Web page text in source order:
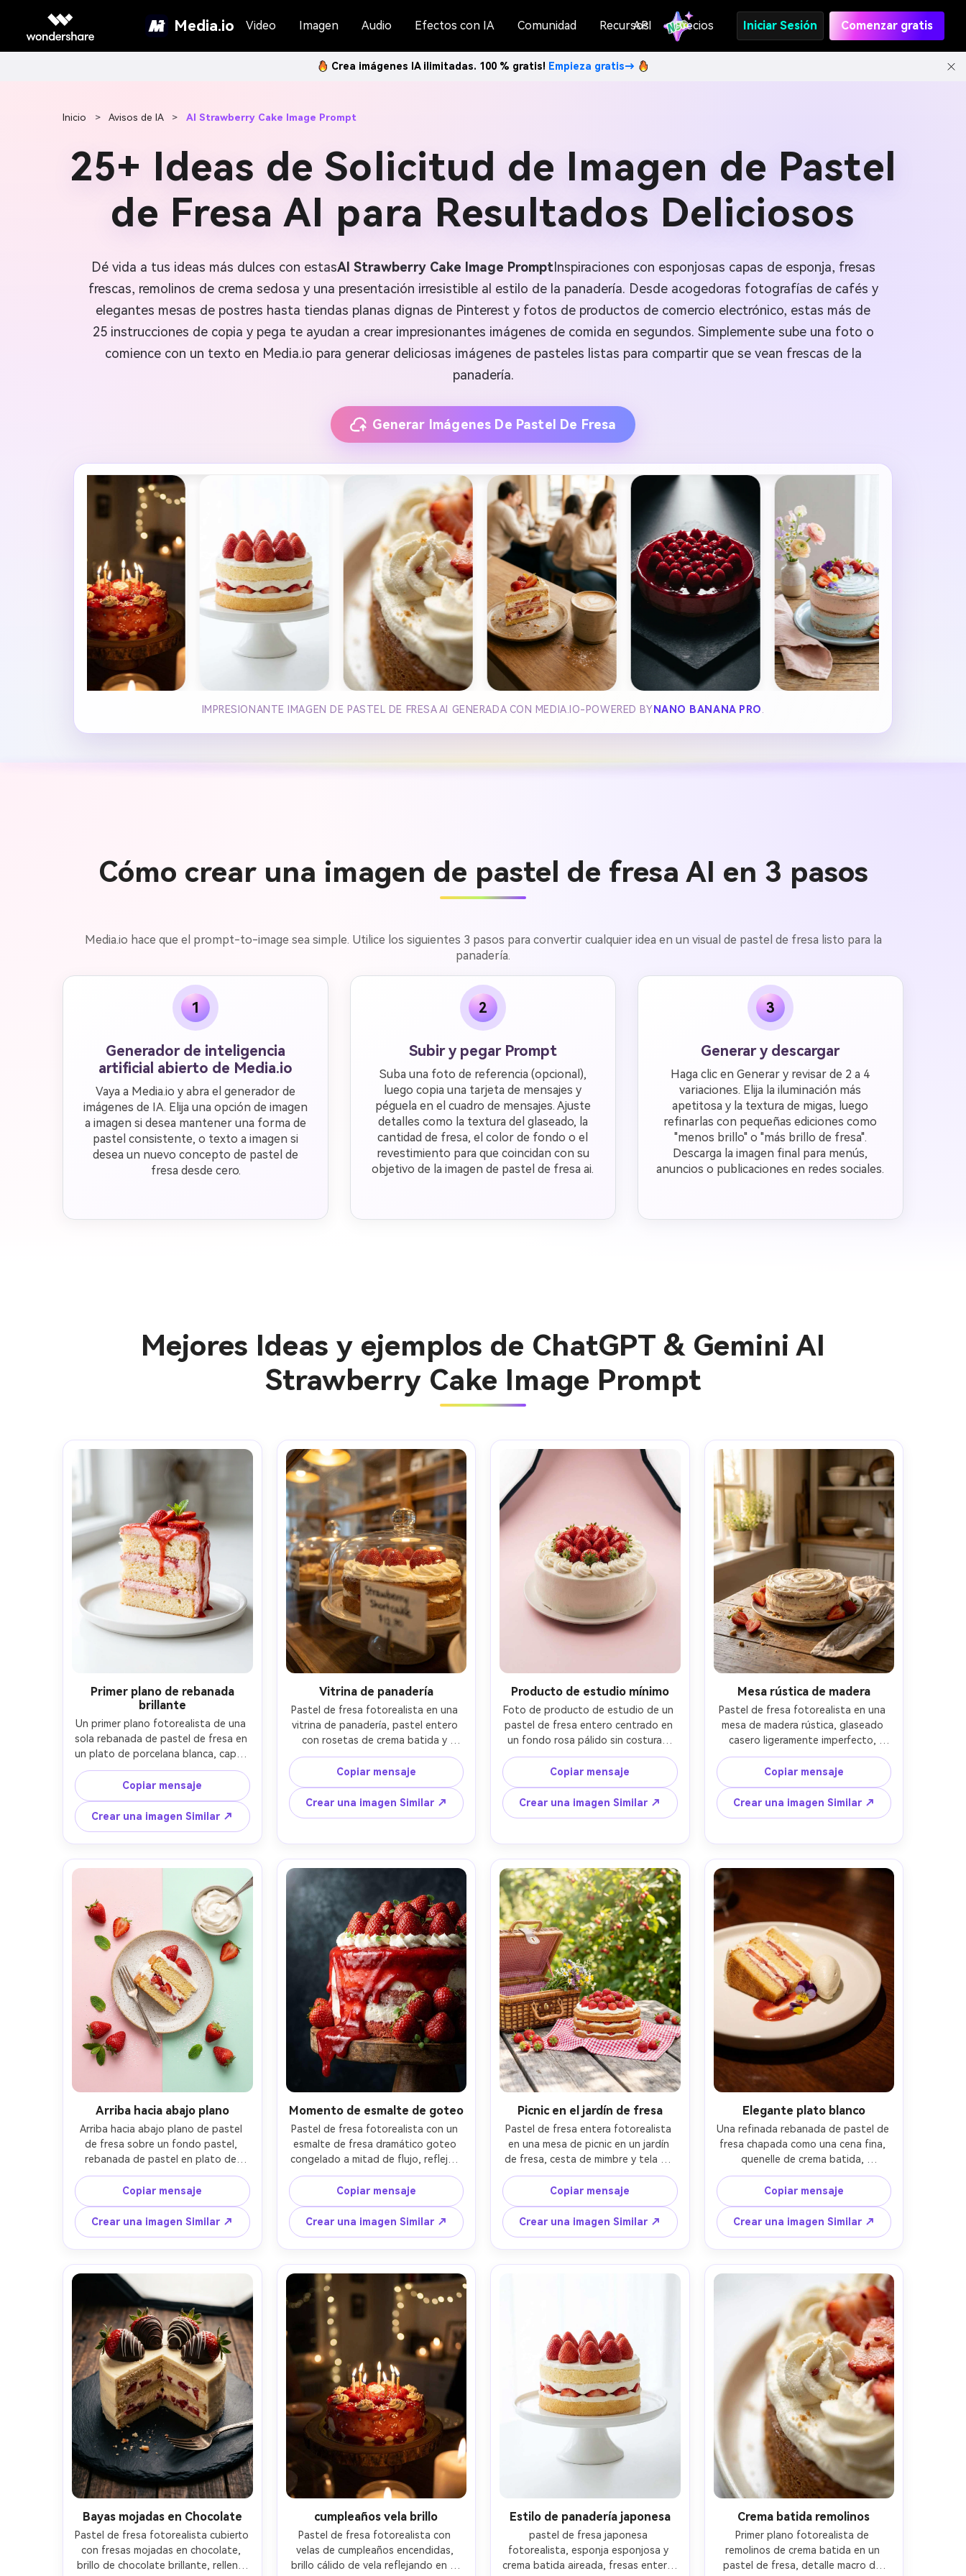
Media.io Video Imagen Audio Efectos con IA Comunidad Recursos
API Precios Iniciar Sesión Comenzar gratis
Crea imágenes IA ilimitadas. 100 % gratis! Empieza gratis→
Inicio > Avisos de IA > AI Strawberry Cake Image Prompt
25+ Ideas de Solicitud de Imagen de Pastel
de Fresa AI para Resultados Deliciosos
Dé vida a tus ideas más dulces con estasAI Strawberry Cake Image PromptInspiraciones con esponjosas capas de esponja, fresas
frescas, remolinos de crema sedosa y una presentación irresistible al estilo de la panadería. Desde acogedoras fotografías de cafés y
elegantes mesas de postres hasta tiendas planas dignas de Pinterest y fotos de productos de comercio electrónico, estas más de
25 instrucciones de copia y pega te ayudan a crear impresionantes imágenes de comida en segundos. Simplemente sube una foto o
comience con un texto en Media.io para generar deliciosas imágenes de pasteles listas para compartir que se vean frescas de la
panadería.
Generar Imágenes De Pastel De Fresa
IMPRESIONANTE IMAGEN DE PASTEL DE FRESA AI GENERADA CON MEDIA.IO-POWERED BY NANO BANANA PRO
Cómo crear una imagen de pastel de fresa AI en 3 pasos
Media.io hace que el prompt-to-image sea simple. Utilice los siguientes 3 pasos para convertir cualquier idea en un visual de pastel de fresa listo para la
panadería.
1
Generador de inteligencia
artificial abierto de Media.io
Vaya a Media.io y abra el generador de
imágenes de IA. Elija una opción de imagen
a imagen si desea mantener una forma de
pastel consistente, o texto a imagen si
desea un nuevo concepto de pastel de
fresa desde cero.
2
Subir y pegar Prompt
Suba una foto de referencia (opcional),
luego copia una tarjeta de mensajes y
péguela en el cuadro de mensajes. Ajuste
detalles como la textura del glaseado, la
cantidad de fresa, el color de fondo o el
revestimiento para que coincidan con su
objetivo de la imagen de pastel de fresa ai.
3
Generar y descargar
Haga clic en Generar y revisar de 2 a 4
variaciones. Elija la iluminación más
apetitosa y la textura de migas, luego
refinarlas con pequeñas ediciones como
"menos brillo" o "más brillo de fresa".
Descarga la imagen final para menús,
anuncios o publicaciones en redes sociales.
Mejores Ideas y ejemplos de ChatGPT & Gemini AI
Strawberry Cake Image Prompt
Primer plano de rebanada
brillante
Un primer plano fotorealista de una
sola rebanada de pastel de fresa en
un plato de porcelana blanca, capas
de esponja de vainilla y crema de
fresa, esmalte de fresa brillante
goteando ligeramente, fresas
frescas en rodajas en la parte
superior, luz suave de la ventana
desde la izquierda, profundidad de
campo poco profunda, tomado en
migas ultra realista, frescura sutil
como el vapor, fotografía editorial
de alimentos, fondo limpio y
brillante- -ar 4:5
Copiar mensaje
Crear una imagen Similar ↗
Vitrina de panadería
Pastel de fresa fotorealista en una
vitrina de panadería, pastel entero
con rosetas de crema batida y
fresas enteras, etiqueta de precio
borrosa en primer plano, reflejos en
vidrio mantenidos mínimos,
iluminación cálida de panadería de
tungsteno, disparado en Canon R5,
poco profunda, acogedor estado
de ánimo de panadería artesanal,
textura de glaseado de alto detalle,
condensación realista en bayas-AR
4:5
Copiar mensaje
Crear una imagen Similar ↗
Producto de estudio mínimo
Foto de producto de estudio de un
pastel de fresa entero centrado en
un fondo rosa pálido sin costuras,
glaseado de crema batida
perfectamente suave, arreglo de
corona de fresa, iluminación softbox
con sombras suaves, bordes nítidos,
tomado en Nikon Z7 II, lente macro
aspecto comercial limpio para el
embalaje y los anuncios, clasificación
de color sutil- -ar 4:5
Copiar mensaje
Crear una imagen Similar ↗
Mesa rústica de madera
Pastel de fresa fotorealista en una
mesa de madera rústica, glaseado
casero ligeramente imperfecto,
mitades y migas de fresa dispersas,
servilleta de lino y tenedor al lado
del plato, luz lateral de la hora
dorada, tonos cálidos, disparado en
Fujifilm GFX100, 63 mm, profundidad
ambiente de cocina de cabaña,
imperfecciones naturales, estilo de
comida de alta resolución- -ar 4:5
Copiar mensaje
Crear una imagen Similar ↗
Arriba hacia abajo plano
Arriba hacia abajo plano de pastel
de fresa sobre un fondo pastel,
rebanada de pastel en plato de
cerámica con un tenedor de plata,
fresas, hojas de menta, polvo de
azúcar en polvo, tazón pequeño de
crema batida, luz diurna suave y
difusa, composición limpia, tomado
en Canon EOS R6, 35 mm, enfoque
nítido a través del marco, estética
digna de Pinterest- -ar 4:5
Copiar mensaje
Crear una imagen Similar ↗
Momento de esmalte de goteo
Pastel de fresa fotorealista con un
esmalte de fresa dramático goteo
congelado a mitad de flujo, reflejos
brillantes, picos de crema batida,
fresas enteras y micro hierbas,
fondo oscuro, luz de borde para
enfatizar el brillo, disparado en Sony
A1, macro de 90 mm, aspecto de
flash de alta velocidad, textura ultra
realista, fotografía cinematográfica
de postre- -ar 4:5
Copiar mensaje
Crear una imagen Similar ↗
Picnic en el jardín de fresa
Pastel de fresa entera fotorealista
en una mesa de picnic en un jardín
de fresa, cesta de mimbre y tela de
gingham, hojas iluminadas por el sol
bokeh en el fondo, fresas frescas
dispersas alrededor, luz natural del
mediodía con difusión suave,
disparado en Canon R5, 85 mm,
profundidad de campo poco
profunda, brillante y alegre estado
Copiar mensaje
Crear una imagen Similar ↗
Elegante plato blanco
Una refinada rebanada de pastel de
fresa chapada como una cena fina,
quenelle de crema batida,
deslizamiento de coulis de fresa,
guarnición de flores comestibles,
espacio negativo limpio, iluminación
de restaurante de alta gama,
tomado en Nikon D850, 105 mm,
enfoque nítido en el guarnición,
sombras sutiles, fotografía de
postre editorial al estilo Michelin- -
ar 4:5
Copiar mensaje
Crear una imagen Similar ↗
Bayas mojadas en Chocolate
Pastel de fresa fotorealista cubierto
con fresas mojadas en chocolate,
brillo de chocolate brillante, relleno
cumpleaños vela brillo
Pastel de fresa fotorealista con
velas de cumpleaños encendidas,
brillo cálido de vela reflejando en el
Estilo de panadería japonesa
pastel de fresa japonesa
fotorealista, esponja esponjosa y
crema batida aireada, fresas enteras
Crema batida remolinos
Primer plano fotorealista de
remolinos de crema batida en un
pastel de fresa, detalle macro de
Crea imágenes IA
ilimitadas. 100 %
gratis!
Empieza Gratis→